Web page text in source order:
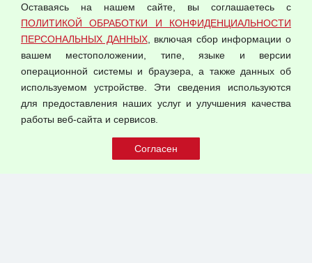
© 2026 ООО "Феникс"
Согласием на обработку персональных данных
Оферта оптовой купли-продажи
Публичная оферта
Оставаясь на нашем сайте, вы соглашаетесь с
ПОЛИТИКОЙ ОБРАБОТКИ И КОНФИДЕНЦИАЛЬНОСТИ
ПЕРСОНАЛЬНЫХ ДАННЫХ, включая сбор информации о
вашем местоположении, типе, языке и версии
операционной системы и браузера, а также данных об
используемом устройстве. Эти сведения используются
для предоставления наших услуг и улучшения качества
работы веб-сайта и сервисов.